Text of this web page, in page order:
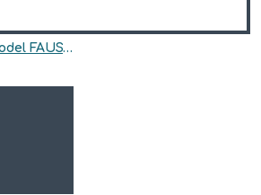
Adidasi Arisori model FAUSTO